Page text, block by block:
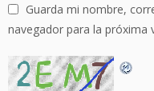
Guarda mi nombre,
navegador para la próxima